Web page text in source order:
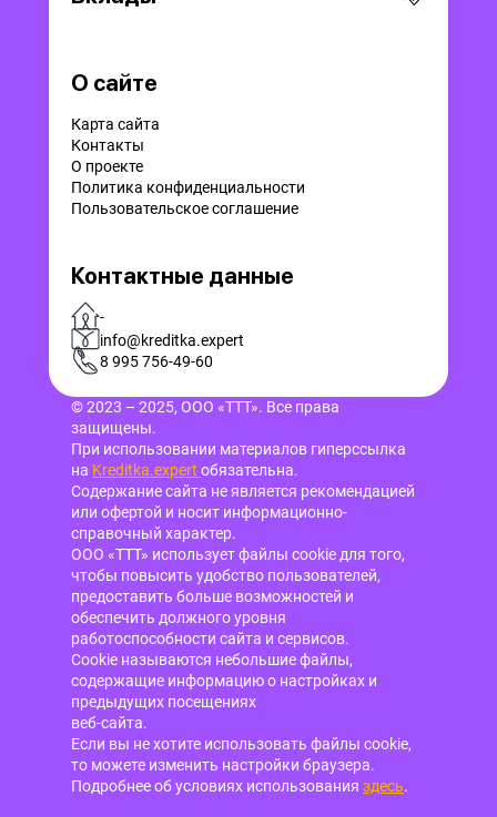
О сайте
Карта сайта
Контакты
О проекте
Политика конфиденциальности
Пользовательское соглашение
Контактные данные
-
info@kreditka.expert
8 995 756-49-60
© 2023 – 2025, ООО «ТТТ». Все права
защищены.
При использовании материалов гиперссылка
на Kreditka.expert обязательна.
Содержание сайта не является рекомендацией
или офертой и носит информационно-
справочный характер.
ООО «ТТТ» использует файлы cookie для того,
чтобы повысить удобство пользователей,
предоставить больше возможностей и
обеспечить должного уровня
работоспособности сайта и сервисов.
Cookie называются небольшие файлы,
содержащие информацию о настройках и
предыдущих посещениях
веб-сайта.
Если вы не хотите использовать файлы cookie,
то можете изменить настройки браузера.
Подробнее об условиях использования здесь.